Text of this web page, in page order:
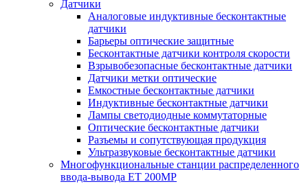
Датчики
Аналоговые индуктивные бесконтактные
датчики
Барьеры оптические защитные
Бесконтактные датчики контроля скорости
Взрывобезопасные бесконтактные датчики
Датчики метки оптические
Емкостные бесконтактные датчики
Индуктивные бесконтактные датчики
Лампы светодиодные коммутаторные
Оптические бесконтактные датчики
Разъемы и сопутствующая продукция
Ультразвуковые бесконтактные датчики
Многофункциональные станции распределенного
ввода-вывода ET 200MP